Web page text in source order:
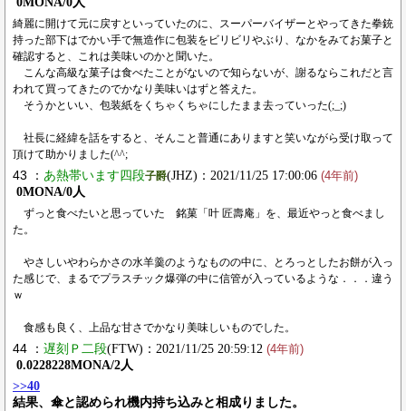
綺麗に開けて元に戻すといっていたのに、スーパーバイザーとやってきた拳銃
持った部下はでかい手で無造作に包装をビリビリやぶり、なかをみてお菓子と
確認すると、これは美味いのかと聞いた。
こんな高級な菓子は食べたことがないので知らないが、謝るならこれだと言
われて買ってきたのでかなり美味いはずと答えた。
そうかといい、包装紙をくちゃくちゃにしたまま去っていった(;_;)
社長に経緯を話をすると、そんこと普通にありますと笑いながら受け取って
頂けて助かりました(^^;
43 ： あ熱帯います四段子爵(JHZ)：2021/11/25 17:00:06 (4年前)
0MONA/0人
ずっと食べたいと思っていた 銘菓「叶 匠壽庵」を、最近やっと食べまし
た。
やさしいやわらかさの水羊羹のようなものの中に、とろっとしたお餅が入っ
た感じで、まるでプラスチック爆弾の中に信管が入っているような．．．違う
ｗ
食感も良く、上品な甘さでかなり美味しいものでした。
44 ： 遅刻Ｐ二段(FTW)：2021/11/25 20:59:12 (4年前)
0.0228228MONA/2人
>>40
結果、傘と認められ機内持ち込みと相成りました。